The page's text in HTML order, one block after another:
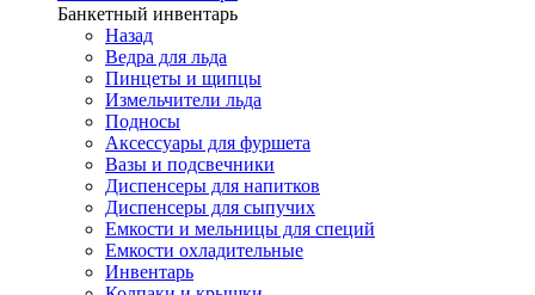
Банкетный инвентарь
Назад
Ведра для льда
Пинцеты и щипцы
Измельчители льда
Подносы
Аксессуары для фуршета
Вазы и подсвечники
Диспенсеры для напитков
Диспенсеры для сыпучих
Емкости и мельницы для специй
Емкости охладительные
Инвентарь